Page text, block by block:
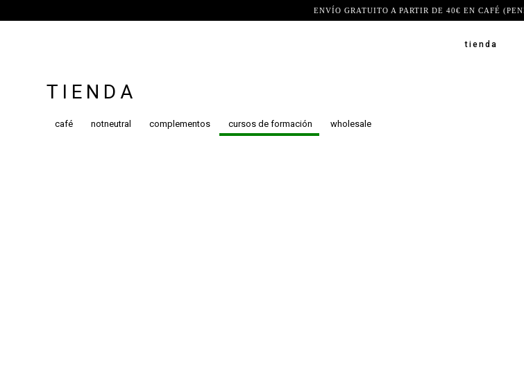
ENVÍO GRATUITO A PARTIR DE 40€ EN CAFÉ
tienda
TIENDA
café notneutral complementos cursos de formación wholesale